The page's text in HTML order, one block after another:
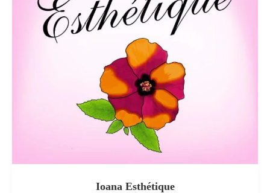
Ioana Esthétique